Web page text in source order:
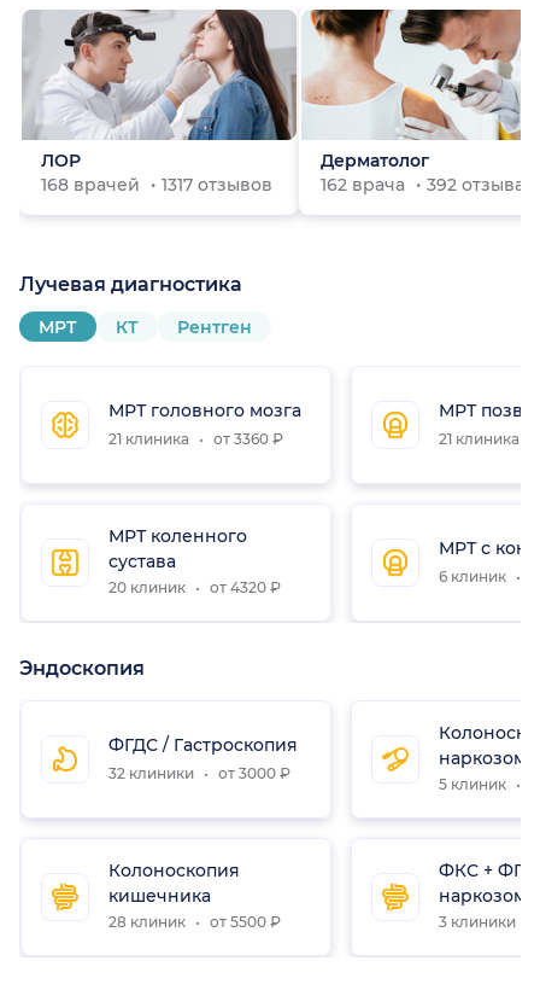
ЛОР
168 врачей
1317 отзывов
Дерматолог
162 врача
392 отзыва
Лучевая диагностика
МРТ КТ Рентген
МРТ головного мозга
21 клиника от 3360 ₽
МРТ коленного
сустава
20 клиник от 4320 ₽
МРТ
21 клиника
МРТ с
6 клиник
Эндоскопия
ФГДС / Гастроскопия
32 клиники от 3000 ₽
Колоноскопия
кишечника
28 клиник от 5500 ₽
наркозом
5 клиник
ФКС +
наркозом
3 клиники